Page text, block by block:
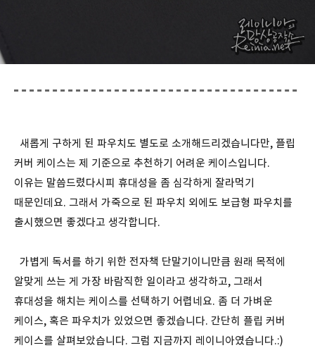
새롭게 구하게 된 파우치도 별도로 소개해드리겠습니다만, 플립
커버 케이스는 제 기준으로 추천하기 어려운 케이스입니다.
이유는 말씀드렸다시피 휴대성을 좀 심각하게 잘라먹기
때문인데요. 그래서 가죽으로 된 파우치 외에도 보급형 파우치를
출시했으면 좋겠다고 생각합니다.
가볍게 독서를 하기 위한 전자책 단말기이니만큼 원래 목적에
알맞게 쓰는 게 가장 바람직한 일이라고 생각하고, 그래서
휴대성을 해치는 케이스를 선택하기 어렵네요. 좀 더 가벼운
케이스, 혹은 파우치가 있었으면 좋겠습니다. 간단히 플립 커버
케이스를 살펴보았습니다. 그럼 지금까지 레이니아였습니다.:)